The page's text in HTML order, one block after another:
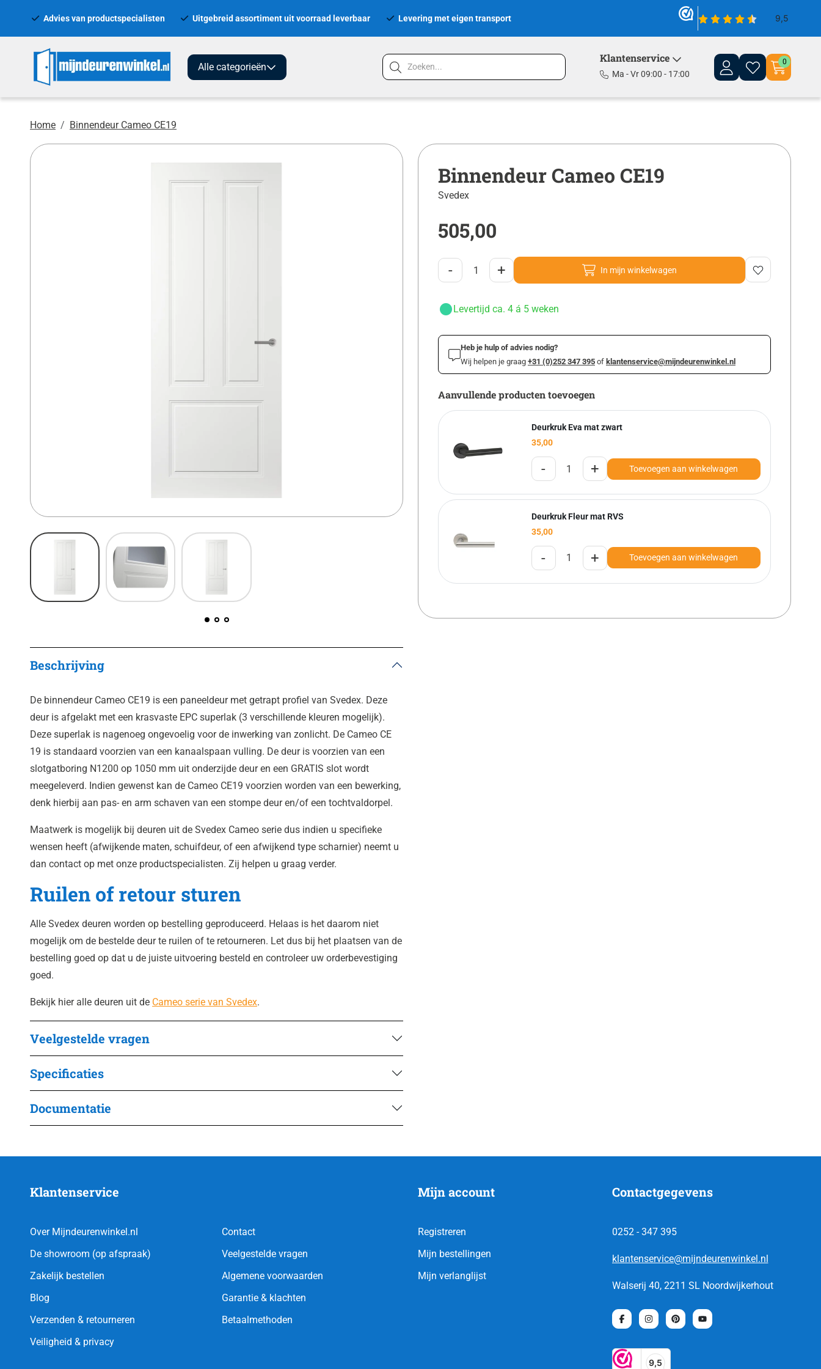
Advies van productspecialisten Uitgebreid assortiment uit voorraad leverbaar Levering met eigen transport
Alle categorieën
Klantenservice
Ma - Vr 09:00 - 17:00
0
Home Binnendeur Cameo CE19
Beschrijving
De binnendeur Cameo CE19 is een paneeldeur met getrapt profiel van Svedex. Deze
deur is afgelakt met een krasvaste EPC superlak (3 verschillende kleuren mogelijk).
Deze superlak is nagenoeg ongevoelig voor de inwerking van zonlicht. De Cameo CE
19 is standaard voorzien van een kanaalspaan vulling. De deur is voorzien van een
slotgatboring N1200 op 1050 mm uit onderzijde deur en een GRATIS slot wordt
meegeleverd. Indien gewenst kan de Cameo CE19 voorzien worden van een bewerking,
denk hierbij aan pas- en arm schaven van een stompe deur en/of een tochtvaldorpel.
Maatwerk is mogelijk bij deuren uit de Svedex Cameo serie dus indien u specifieke
wensen heeft (afwijkende maten, schuifdeur, of een afwijkend type scharnier) neemt u
dan contact op met onze productspecialisten. Zij helpen u graag verder.
Ruilen of retour sturen
Alle Svedex deuren worden op bestelling geproduceerd. Helaas is het daarom niet
mogelijk om de bestelde deur te ruilen of te retourneren. Let dus bij het plaatsen van de
bestelling goed op dat u de juiste uitvoering besteld en controleer uw orderbevestiging
goed.
Bekijk hier alle deuren uit de Cameo serie van Svedex.
Veelgestelde vragen
Specificaties
Documentatie
Binnendeur Cameo CE19
Svedex
505,00
- + In mijn winkelwagen
Levertijd ca. 4 á 5 weken
Heb je hulp of advies nodig?
Wij helpen je graag +31 (0)252 347 395 of klantenservice@mijndeurenwinkel.nl
Aanvullende producten toevoegen
Deurkruk Eva mat zwart
35,00
- + Toevoegen aan winkelwagen
Deurkruk Fleur mat RVS
35,00
- + Toevoegen aan winkelwagen
Klantenservice
Over Mijndeurenwinkel.nl
De showroom (op afspraak)
Zakelijk bestellen
Blog
Verzenden & retourneren
Veiligheid & privacy
Contact
Veelgestelde vragen
Algemene voorwaarden
Garantie & klachten
Betaalmethoden
Mijn account
Registreren
Mijn bestellingen
Mijn verlanglijst
Contactgegevens
0252 - 347 395
klantenservice@mijndeurenwinkel.nl
Walserij 40, 2211 SL Noordwijkerhout